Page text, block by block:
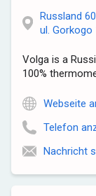
Russland
ul. Gorkogo
Volga is a
100%
Webseite
Telefon
Nachricht